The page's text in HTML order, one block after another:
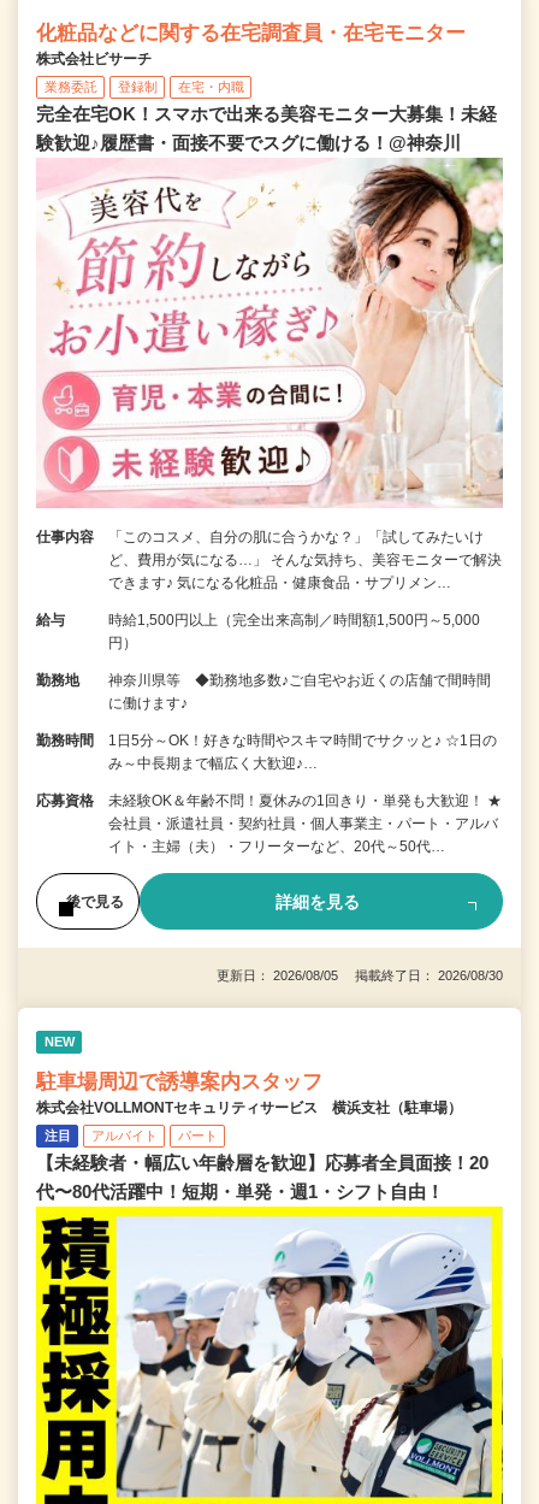
化粧品などに関する在宅調査員・在宅モニター
株式会社ビサーチ
業務委託 登録制 在宅・内職
完全在宅OK！スマホで出来る美容モニター大募集！未経
験歓迎♪履歴書・面接不要でスグに働ける！@神奈川
仕事内容
「このコスメ、自分の肌に合うかな？」「試してみたいけ
ど、費用が気になる…」 そんな気持ち、美容モニターで解決
できます♪ 気になる化粧品・健康食品・サプリメン…
給与
時給1,500円以上（完全出来高制／時間額1,500円～5,000
円）
勤務地
神奈川県等 ◆勤務地多数♪ご自宅やお近くの店舗で間時間
に働けます♪
勤務時間
1日5分～OK！好きな時間やスキマ時間でサクッと♪ ☆1日の
み～中長期まで幅広く大歓迎♪…
応募資格
未経験OK＆年齢不問！夏休みの1回きり・単発も大歓迎！ ★
会社員・派遣社員・契約社員・個人事業主・パート・アルバ
イト・主婦（夫）・フリーターなど、20代～50代…
後で見る 詳細を見る
更新日： 2026/08/05 掲載終了日： 2026/08/30
NEW
駐車場周辺で誘導案内スタッフ
株式会社VOLLMONTセキュリティサービス 横浜支社（駐車場）
注目 アルバイト パート
【未経験者・幅広い年齢層を歓迎】応募者全員面接！20
代〜80代活躍中！短期・単発・週1・シフト自由！